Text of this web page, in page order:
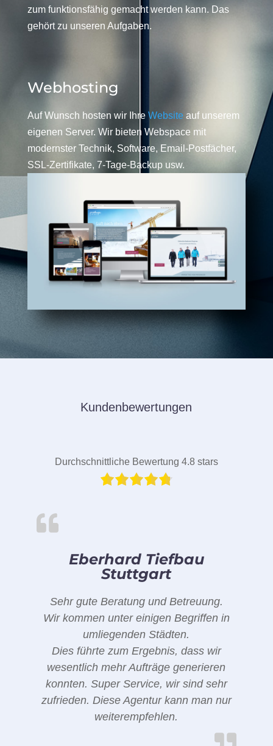
zum funktionsfähig gemacht werden kann. Das
gehört zu unseren Aufgaben.
Webhosting
Auf Wunsch hosten wir Ihre Website auf unserem
eigenen Server. Wir bieten Webspace mit
modernster Technik, Software, Email-Postfächer,
SSL-Zertifikate, 7-Tage-Backup usw.
Kundenbewertungen
Durchschnittliche Bewertung 4.8 stars
Eberhard Tiefbau
Stuttgart
Sehr gute Beratung und Betreuung.
Wir kommen unter einigen Begriffen in
umliegenden Städten.
Dies führte zum Ergebnis, dass wir
wesentlich mehr Aufträge generieren
konnten. Super Service, wir sind sehr
zufrieden. Diese Agentur kann man nur
weiterempfehlen.